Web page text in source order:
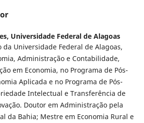
Universidade Federal de Alagoas
da Universidade Federal de Alagoas,
Administração e Contabilidade,
em Economia, no Programa de Pós-
Aplicada e no Programa de Pós-
Intelectual e Transferência de
Doutor em Administração pela
da Bahia; Mestre em Economia Rural e